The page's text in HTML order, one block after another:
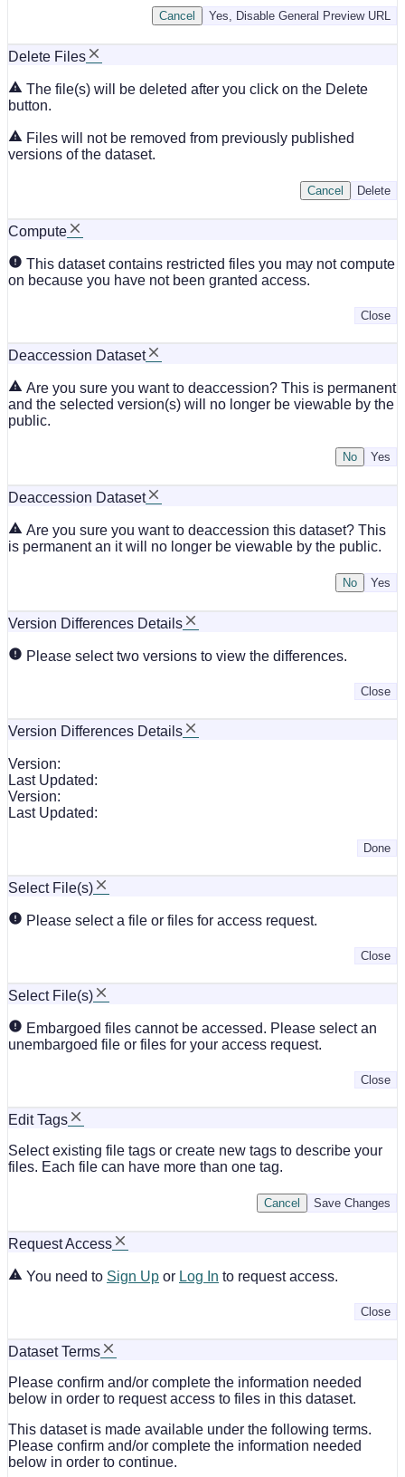
Yes, Disable General Preview URL
Cancel
Delete Files
The file(s) will be deleted after you click on the Delete
button.
Files will not be removed from previously published
versions of the dataset.
Delete
Cancel
Compute
This dataset contains restricted files you may not compute
on because you have not been granted access.
Close
Deaccession Dataset
Are you sure you want to deaccession? This is permanent
and the selected version(s) will no longer be viewable by the
public.
No
Deaccession Dataset
Are you sure you want to deaccession this dataset? This
is permanent an it will no longer be viewable by the public.
No
Version Differences Details
Please select two versions to view the differences.
Close
Version Differences Details
Version:
Last Updated:
Version:
Last Updated:
Done
Select File(s)
Please select a file or files for access request.
Close
Select File(s)
Embargoed files cannot be accessed. Please select an
unembargoed file or files for your access request.
Close
Edit Tags
Select existing file tags or create new tags to describe your
files. Each file can have more than one tag.
Save Changes
Cancel
Request Access
You need to Sign Up or Log In to request access.
Close
Dataset Terms
Please confirm and/or complete the information needed
below in order to request access to files in this dataset.
This dataset is made available under the following terms.
Please confirm and/or complete the information needed
below in order to continue.